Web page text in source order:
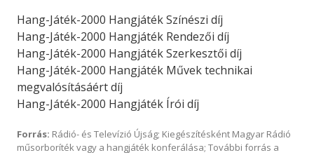
Hang-Játék-2000 Hangjáték Színészi díj
Hang-Játék-2000 Hangjáték Rendezői díj
Hang-Játék-2000 Hangjáték Szerkesztői díj
Hang-Játék-2000 Hangjáték Művek technikai
megvalósításáért díj
Hang-Játék-2000 Hangjáték Írói díj
Forrás: Rádió- és Televízió Újság; Kiegészítésként Magyar Rádió
műsorboríték vagy a hangjáték konferálása; További forrás a